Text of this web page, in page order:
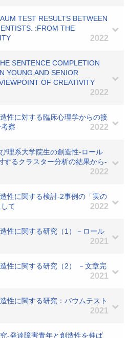
TEST RESULTS BETWEEN
:FROM THE
2022
SENTENCE COMPLETION
YOUNG AND SENIOR
OF CREATIVITY
2022
性に対する臨床心理学からの接
察
2022
理系大学院生の創造性‐ロール
するクラスター分析の結果から‐
2022
性に関する検討‐2事例の「実の
て
2022
性に関する研究（1）－ロール
2021
性に関する研究（2） －文章完
2021
性に関する研究：バウムテスト
2021
‐発達障害青年と創造性を伸ば